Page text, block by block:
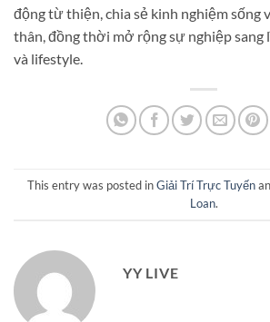
động từ thiện, chia sẻ kinh nghiệm sống
thân, đồng thời mở rộng sự nghiệp
và lifestyle.
This entry was posted inGiải Trí Trực Tuyến
Loan.
YY LIVE